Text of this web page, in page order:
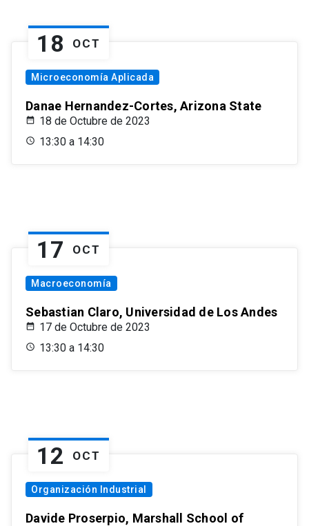
18 OCT
Microeconomía Aplicada
Danae Hernandez-Cortes, Arizona State
18 de Octubre de 2023
13:30 a 14:30
17 OCT
Macroeconomía
Sebastian Claro, Universidad de Los Andes
17 de Octubre de 2023
13:30 a 14:30
12 OCT
Organización Industrial
Davide Proserpio, Marshall School of